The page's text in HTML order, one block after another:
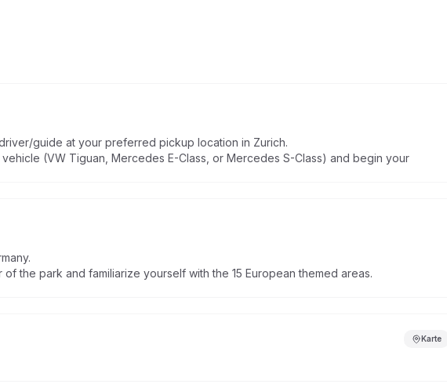
guide at your preferred pickup location in Zurich.
(VW Tiguan, Mercedes E-Class, or Mercedes S-Class) and begin your
the park and familiarize yourself with the 15 European themed areas.
Karte